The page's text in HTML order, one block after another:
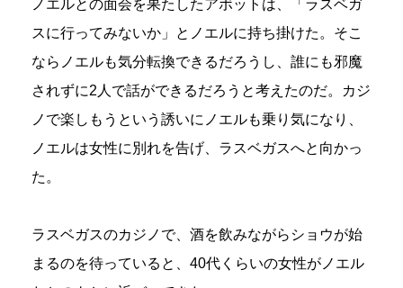
ノエルとの面会を果たしたアボットは、「ラスベガ
スに行ってみないか」とノエルに持ち掛けた。そこ
ならノエルも気分転換できるだろうし、誰にも邪魔
されずに2人で話ができるだろうと考えたのだ。カジ
ノで楽しもうという誘いにノエルも乗り気になり、
ノエルは女性に別れを告げ、ラスベガスへと向かっ
た。
ラスベガスのカジノで、酒を飲みながらショウが始
まるのを待っていると、40代くらいの女性がノエル